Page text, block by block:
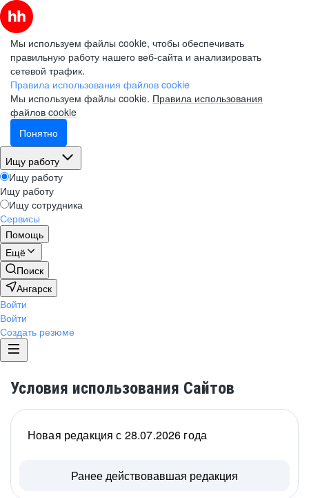
Мы используем файлы cookie, чтобы обеспечивать
правильную работу нашего веб-сайта и анализировать
сетевой трафик.
Правила использования файлов cookie
Мы используем файлы cookie. Правила использования
файлов cookie
Понятно
Ищу работу
Ищу работу
Ищу работу
Ищу сотрудника
Сервисы
Помощь
Ещё
Поиск
Ангарск
Войти
Войти
Создать резюме
Условия использования Сайтов
Новая редакция с 28.07.2026 года
Ранее действовавшая редакция